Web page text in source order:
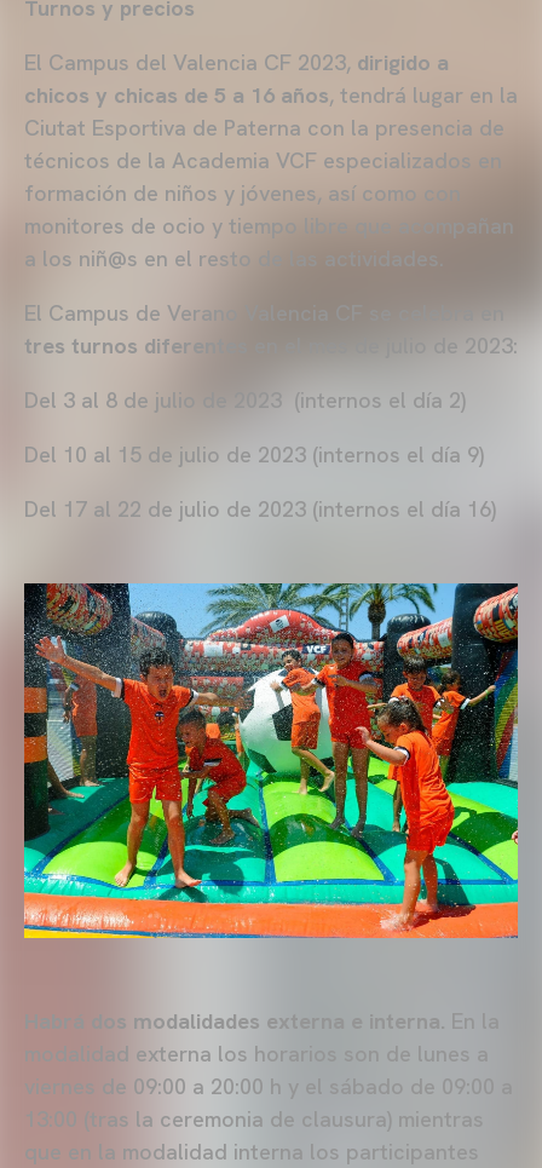
Turnos y precios
El Campus del Valencia CF 2023, dirigido a
chicos y chicas de 5 a 16 años, tendrá lugar en la
Ciutat Esportiva de Paterna con la presencia de
técnicos de la Academia VCF especializados en
formación de niños y jóvenes, así como con
monitores de ocio y tiempo libre que acompañan
a los niñ@s en el resto de las actividades.
El Campus de Verano Valencia CF se celebra en
tres turnos diferentes
en el mes de julio de 2023:
Del 3 al 8 de julio de 2023 (internos el día 2)
Del 10 al 15 de julio de 2023 (internos el día 9)
Del 17 al 22 de julio de 2023 (internos el día 16)
Habrá dos modalidades externa e interna. En la
modalidad externa los horarios son de lunes a
viernes de 09:00 a 20:00 h y el sábado de 09:00 a
13:00 (tras la ceremonia de clausura) mientras
que en la modalidad interna los participantes